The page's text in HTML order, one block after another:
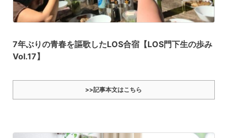
7年ぶりの青春を謳歌したLOS合宿【LOS門下生の歩み
Vol.17】
>>記事本文はこちら